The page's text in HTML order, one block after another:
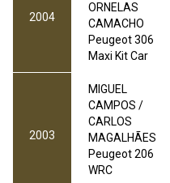
2004
ORNELAS
CAMACHO
Peugeot 306
Maxi Kit Car
2003
MIGUEL
CAMPOS /
CARLOS
MAGALHÃES
Peugeot 206
WRC